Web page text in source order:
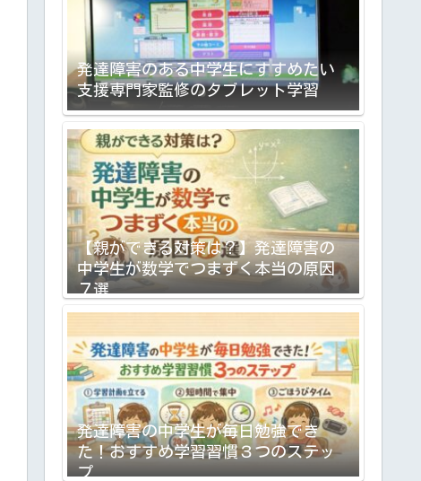
発達障害のある中学生にすすめたい
支援専門家監修のタブレット学習
【親ができる対策は？】発達障害の
中学生が数学でつまずく本当の原因
７選
発達障害の中学生が毎日勉強でき
た！おすすめ学習習慣３つのステッ
プ